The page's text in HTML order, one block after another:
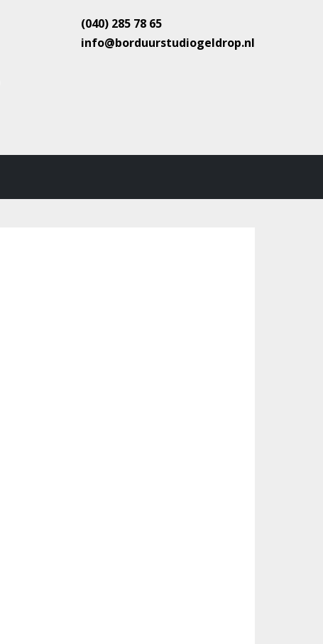
(040) 285 78 65
info@borduurstudiogeldrop.nl